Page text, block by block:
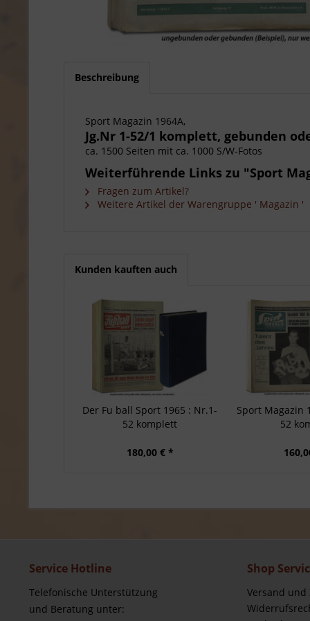
Beschreibung
Sport Magazin 1964A,
Jg.Nr 1-52/1 komplett, gebunden
ca. 1500 Seiten mit ca. 1000 S/W-Fotos
Weiterführende Links zu "Sport
Fragen zum Artikel?
Weitere Artikel der Warengruppe ' Magazin '
Kunden kauften auch
Der Fu ball Sport 1965 : Nr.1-
52 komplett
180,00 € *
Sport Magazin
52
Service Hotline
Telefonische Unterstützung
und Beratung unter:
Shop
Versand